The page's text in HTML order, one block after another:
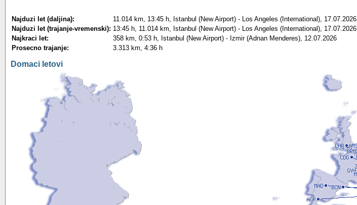
Najduzi let (daljina):
11.014 km, 13:45 h, Istanbul (New Airport) - Los Angeles (International), 17.07.2026
Najduzi let (trajanje-vremenski): 13:45 h, 11.014 km, Istanbul (New Airport) - Los Angeles (International), 17.07.2026
Najkraci let:
358 km, 0:53 h, Istanbul (New Airport) - Izmir (Adnan Menderes), 12.07.2026
Prosecno trajanje:
3.313 km, 4:36 h
Domaci letovi